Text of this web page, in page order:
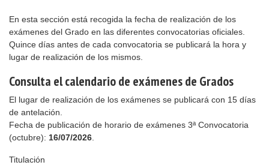
En esta sección está recogida la fecha de realización de los
exámenes del Grado en las diferentes convocatorias oficiales.
Quince días antes de cada convocatoria se publicará la hora y
lugar de realización de los mismos.
Consulta el calendario de exámenes de Grados
El lugar de realización de los exámenes se publicará con 15 días
de antelación.
Fecha de publicación de horario de exámenes 3ª Convocatoria
(octubre): 16/07/2026
Titulación